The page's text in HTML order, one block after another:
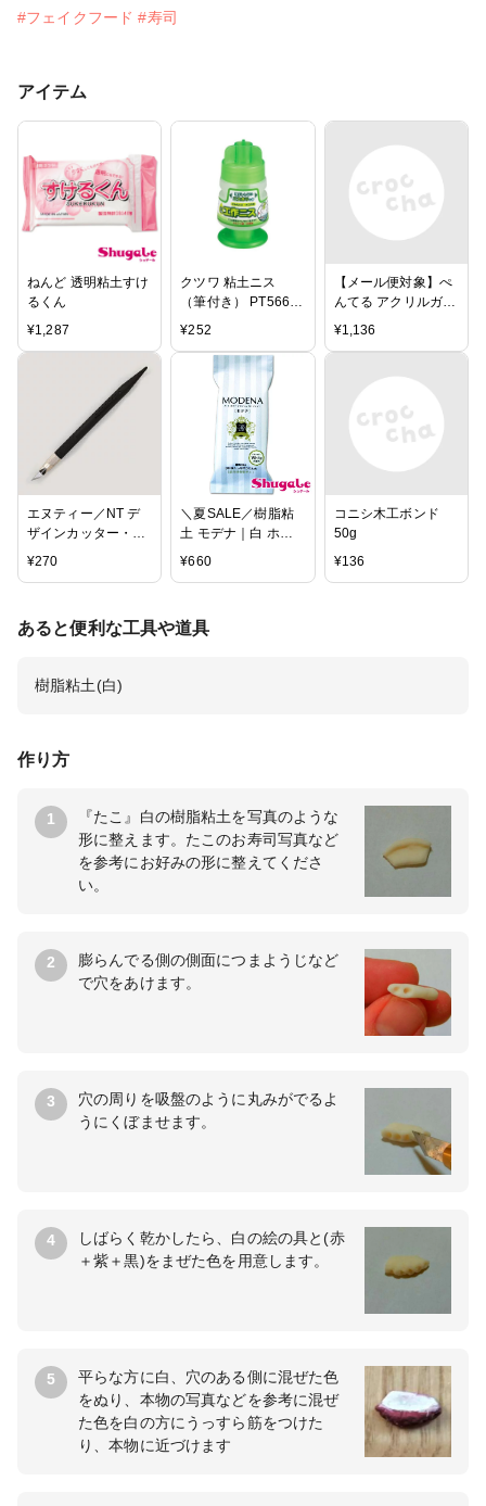
#フェイクフード #寿司
アイテム
ねんど 透明粘土すけ
るくん
¥1,287
クツワ 粘土ニス
（筆付き） PT566A
【RCP】
¥252
【メール便対象】ぺ
んてる アクリルガッ
シュ 8色セット(白2
本入) WXR-8 アクリ
¥1,136
エヌティー／NT デ
ザインカッター・デ
ザインナイフ （D-
¥270
＼夏SALE／樹脂粘
土 モデナ｜白 ホワ
イト MODENA パジ
¥660
コニシ木工ボンド
50g
¥136
作り方
1
『たこ』白の樹脂粘土を写真のような
形に整えます。たこのお寿司写真など
を参考にお好みの形に整えてくださ
い。
2
膨らんでる側の側面につまようじなど
で穴をあけます。
3
穴の周りを吸盤のように丸みがでるよ
うにくぼませます。
4
しばらく乾かしたら、白の絵の具と(赤
＋紫＋黒)をまぜた色を用意します。
5
平らな方に白、穴のある側に混ぜた色
をぬり、本物の写真などを参考に混ぜ
た色を白の方にうっすら筋をつけた
り、本物に近づけます
あると便利な工具や道具
樹脂粘土(白)